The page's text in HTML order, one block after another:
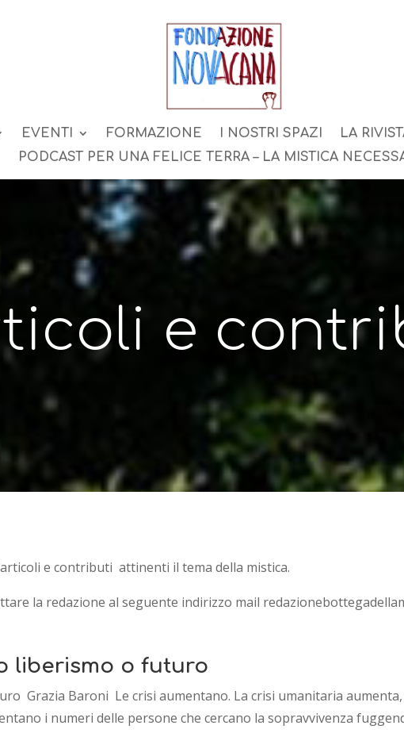
EVENTI FORMAZIONE I NOSTRI SPAZI LA
PODCAST PER UNA FELICE TERRA – LA MISTICA
e
e contributi attinenti il tema della mistica.
la redazione al seguente indirizzo mail
liberismo o futuro
Grazia Baroni Le crisi aumentano. La crisi umanitaria aumenta,
i numeri delle persone che cercano la sopravvivenza